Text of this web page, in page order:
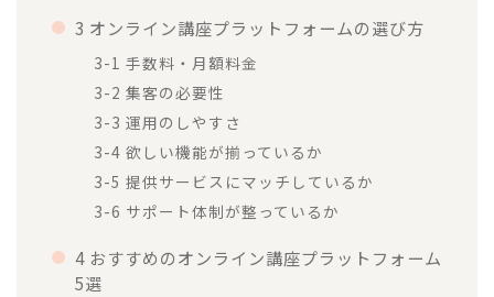
3 オンライン講座プラットフォームの選び方
3-1 手数料・月額料金
3-2 集客の必要性
3-3 運用のしやすさ
3-4 欲しい機能が揃っているか
3-5 提供サービスにマッチしているか
3-6 サポート体制が整っているか
4 おすすめのオンライン講座プラットフォーム
5選